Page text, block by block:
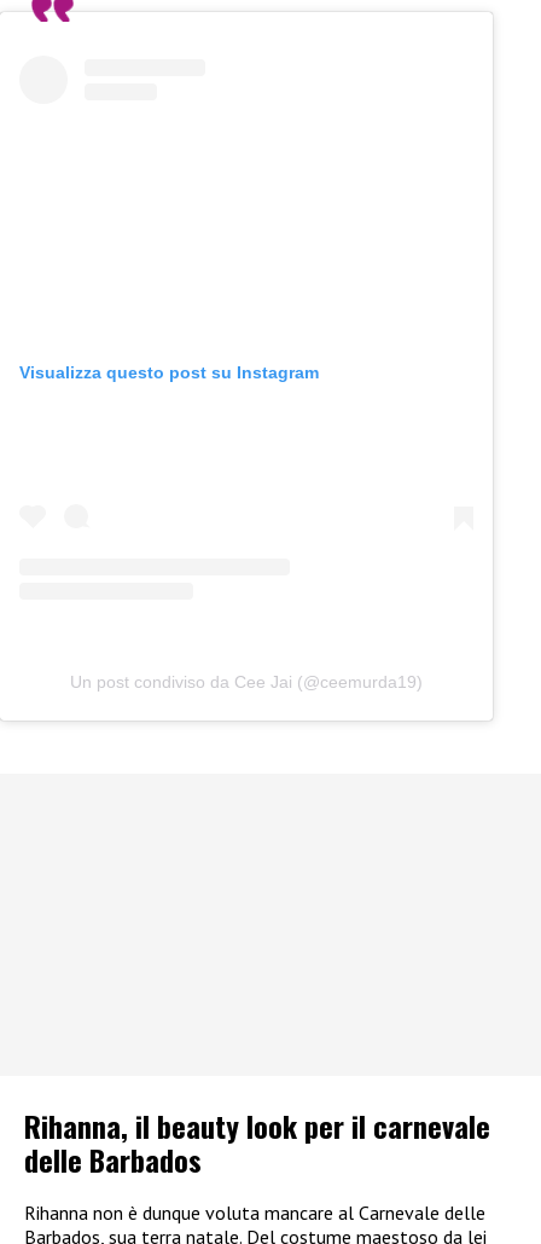
Visualizza questo post su Instagram
Un post condiviso da Cee Jai (@ceemurda19)
Rihanna, il beauty look per il carnevale
delle Barbados
Rihanna non è dunque voluta mancare al Carnevale delle
Barbados, sua terra natale. Del costume maestoso da lei